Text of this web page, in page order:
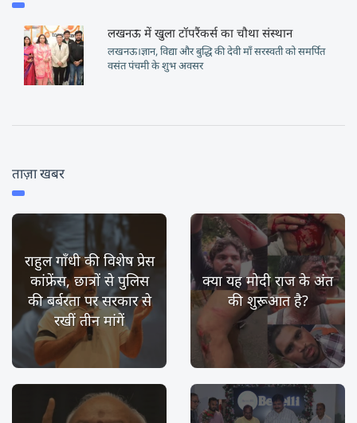
लखनऊ में खुला टॉपरैंकर्स का चौथा संस्थान
लखनऊ।ज्ञान, विद्या और बुद्धि की देवी माँ सरस्वती को समर्पित
वसंत पंचमी के शुभ अवसर
ताज़ा खबर
राहुल गाँधी की विशेष प्रेस
कांफ्रेंस, छात्रों से पुलिस
की बर्बरता पर सरकार से
रखीं तीन मांगें
क्या यह मोदी राज के अंत
की शुरूआत है?